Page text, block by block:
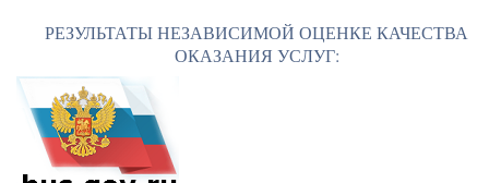
РЕЗУЛЬТАТЫ НЕЗАВИСИМОЙ ОЦЕНКЕ КАЧЕСТВА
ОКАЗАНИЯ УСЛУГ: